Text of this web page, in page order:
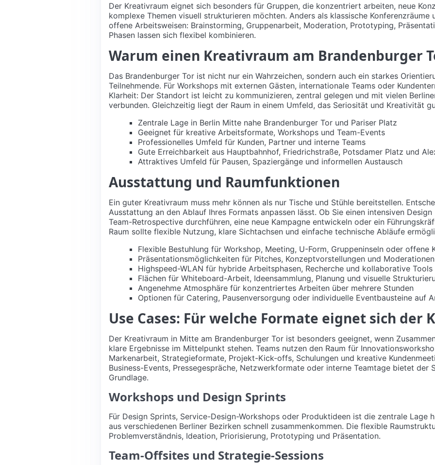
Der Kreativraum eignet sich besonders für Gruppen, die konzentriert arbeiten, neue
komplexe Themen visuell strukturieren möchten. Anders als klassische
offene Arbeitsweisen: Brainstorming, Gruppenarbeit, Moderation, Prototyping,
Phasen lassen sich flexibel kombinieren.
Warum einen Kreativraum am Brandenburger
Das Brandenburger Tor ist nicht nur ein Wahrzeichen, sondern auch ein starkes
Teilnehmende. Für Workshops mit externen Gästen, internationale Teams oder
Klarheit: Der Standort ist leicht zu kommunizieren, zentral gelegen und mit vielen
verbunden. Gleichzeitig liegt der Raum in einem Umfeld, das Seriosität und Kreativität
Zentrale Lage in Berlin Mitte nahe Brandenburger Tor und Pariser Platz
Geeignet für kreative Arbeitsformate, Workshops und Team-Events
Professionelles Umfeld für Kunden, Partner und interne Teams
Gute Erreichbarkeit aus Hauptbahnhof, Friedrichstraße, Potsdamer Platz und
Attraktives Umfeld für Pausen, Spaziergänge und informellen Austausch
Ausstattung und Raumfunktionen
Ein guter Kreativraum muss mehr können als nur Tische und Stühle bereitstellen.
Ausstattung an den Ablauf Ihres Formats anpassen lässt. Ob Sie einen intensiven
Team-Retrospective durchführen, eine neue Kampagne entwickeln oder ein
Raum sollte flexible Nutzung, klare Sichtachsen und einfache technische Abläufe
Flexible Bestuhlung für Workshop, Meeting, U-Form, Gruppeninseln oder offene
Präsentationsmöglichkeiten für Pitches, Konzeptvorstellungen und Moderationen
Highspeed-WLAN für hybride Arbeitsphasen, Recherche und kollaborative Tools
Flächen für Whiteboard-Arbeit, Ideensammlung, Planung und visuelle
Angenehme Atmosphäre für konzentriertes Arbeiten über mehrere Stunden
Optionen für Catering, Pausenversorgung oder individuelle Eventbausteine auf
Use Cases: Für welche Formate eignet sich der
Der Kreativraum in Mitte am Brandenburger Tor ist besonders geeignet, wenn
klare Ergebnisse im Mittelpunkt stehen. Teams nutzen den Raum für
Markenarbeit, Strategieformate, Projekt-Kick-offs, Schulungen und kreative
Business-Events, Pressegespräche, Netzwerkformate oder interne Teamtage bietet der
Grundlage.
Workshops und Design Sprints
Für Design Sprints, Service-Design-Workshops oder Produktideen ist die zentrale Lage
aus verschiedenen Berliner Bezirken schnell zusammenkommen. Die flexible
Problemverständnis, Ideation, Priorisierung, Prototyping und Präsentation.
Team-Offsites und Strategie-Sessions